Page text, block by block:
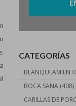
CATEGORÍAS
BOCA SANA(408)
CARILLAS DE